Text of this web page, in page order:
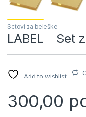
Setovi za beleške
LABEL – Set
Add to wishlist
300,00